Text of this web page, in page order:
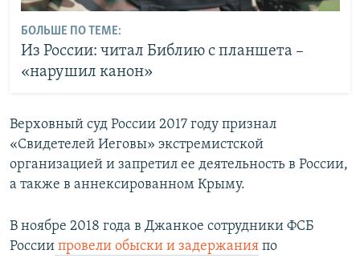
БОЛЬШЕ ПО ТЕМЕ:
Из России: читал Библию с планшета –
«нарушил канон»
Верховный суд России 2017 году признал
«Свидетелей Иеговы» экстремистской
организацией и запретил ее деятельность в России,
а также в аннексированном Крыму.
В ноябре 2018 года в Джанкое сотрудники ФСБ
России провели обыски и задержания по